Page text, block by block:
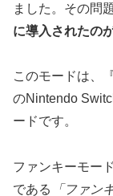
ました。その問
に導入されたの
このモードは、
のNintendo
ードです。
ファンキーモー
である
「ファン